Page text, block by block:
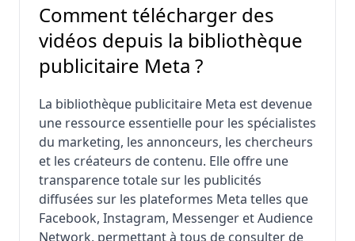
Comment télécharger des
vidéos depuis la bibliothèque
publicitaire Meta ?
La bibliothèque publicitaire Meta est devenue
une ressource essentielle pour les spécialistes
du marketing, les annonceurs, les chercheurs
et les créateurs de contenu. Elle offre une
transparence totale sur les publicités
diffusées sur les plateformes Meta telles que
Facebook, Instagram, Messenger et Audience
Network, permettant à tous de consulter de